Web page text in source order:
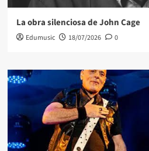
La obra silenciosa de John Cage
Edumusic 18/07/2026 0